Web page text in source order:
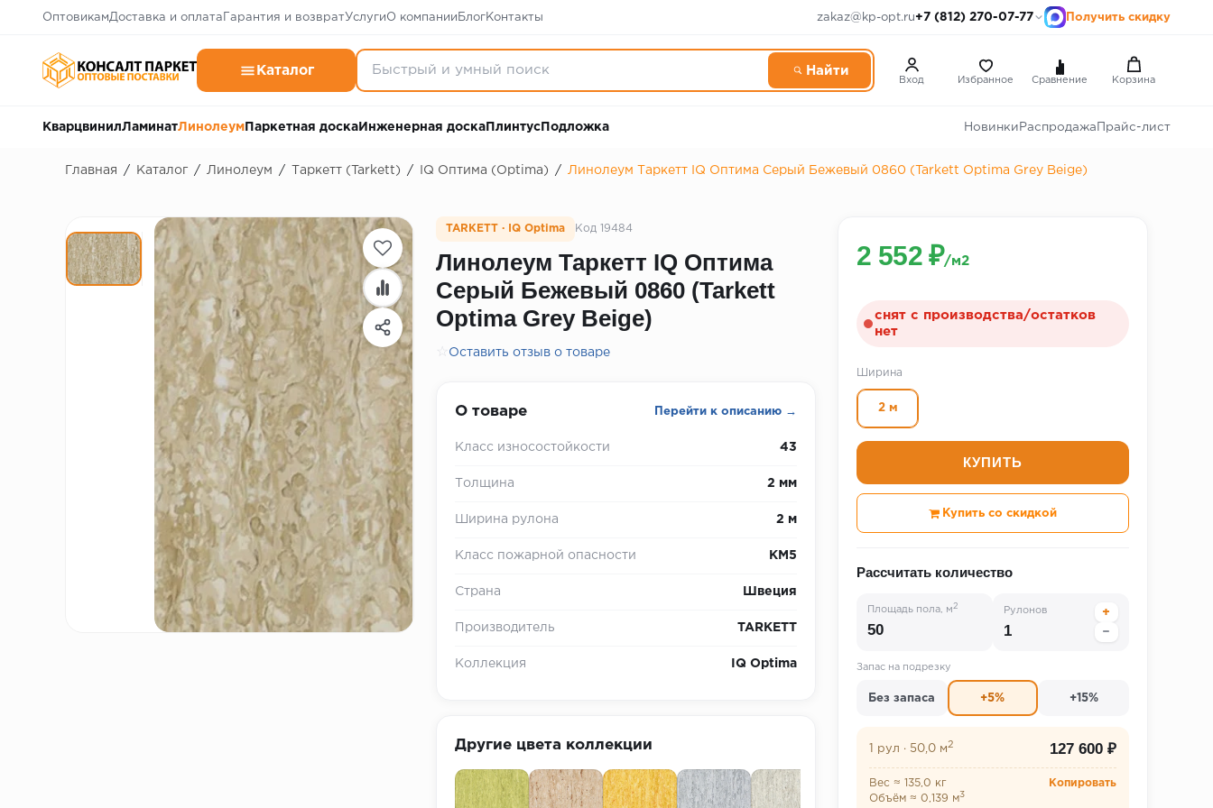
ОптовикамДоставка и оплата Гарантия и возвратУслугиО компании БлогКонтакты zakaz@kp-opt.ru+7 (812) 270-07-77 Получить скидку
Каталог
Вход Избранное Сравнение Корзина
КварцвинилЛаминатЛинолеум Паркетная доска Инженерная доска Плинтус Подложка Новинки Распродажа Прайс-лист
Главная / Каталог / Линолеум / Таркетт (Tarkett) / IQ Оптима (Optima) / Линолеум Таркетт IQ Оптима Серый Бежевый 0860 (Tarkett Optima Grey Beige)
TARKETT · IQ Optima Код 19484
Линолеум Таркетт IQ Оптима
Серый Бежевый 0860 (Tarkett
Optima Grey Beige)
☆ Оставить отзыв о товаре
О товаре Перейти к описанию →
Класс износостойкости 43
Толщина 2 мм
Ширина рулона 2 м
Класс пожарной опасности КМ5
Страна Швеция
Производитель TARKETT
Коллекция IQ Optima
Другие цвета коллекции
2 552 ₽/м2
снят с производства/остатков
нет
Ширина
2 м
КУПИТЬ
Купить со скидкой
Рассчитать количество
Площадь пола, м 2
Рулонов
+
−
Запас на подрезку
Без запаса +5% +15%
1 рул · 50,0 м 2 127 600 ₽
Вес ≈ 135,0 кг
Объём ≈ 0,139 м3
Копировать